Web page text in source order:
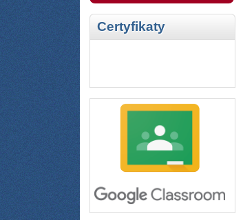
Certyfikaty